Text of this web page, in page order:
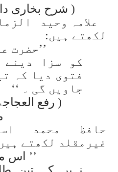
( شرح بخاری داود
علامہ وحید
لکھتے ہیں:
’’حضرت
کو سزا دینے
فتوی دیا کہ
جاویں گی ۔ ‘‘
( رفع
حافظ محمد
غیرمقلد لکھتے
’’ اس